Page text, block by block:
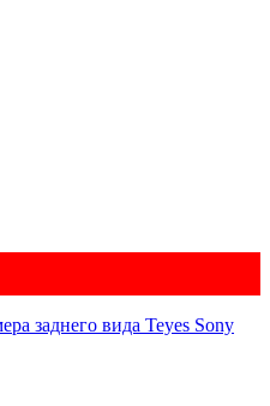
заднего вида Teyes Sony